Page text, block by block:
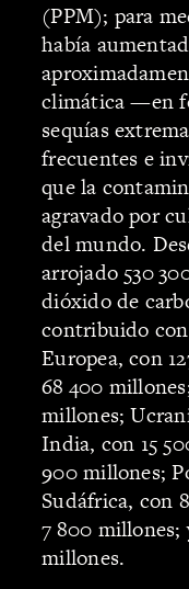
(PPM); para
había
climática —en
sequías
frecuentes e
que la
agravado por
del mundo.
arrojado 530
dióxido de
contribuido
Europea, con
68 400
millones;
India, con 15
900 millones;
Sudáfrica, con
7 800
millones.